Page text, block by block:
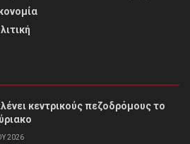
κεντρικούς πεζοδρόμους το
2026